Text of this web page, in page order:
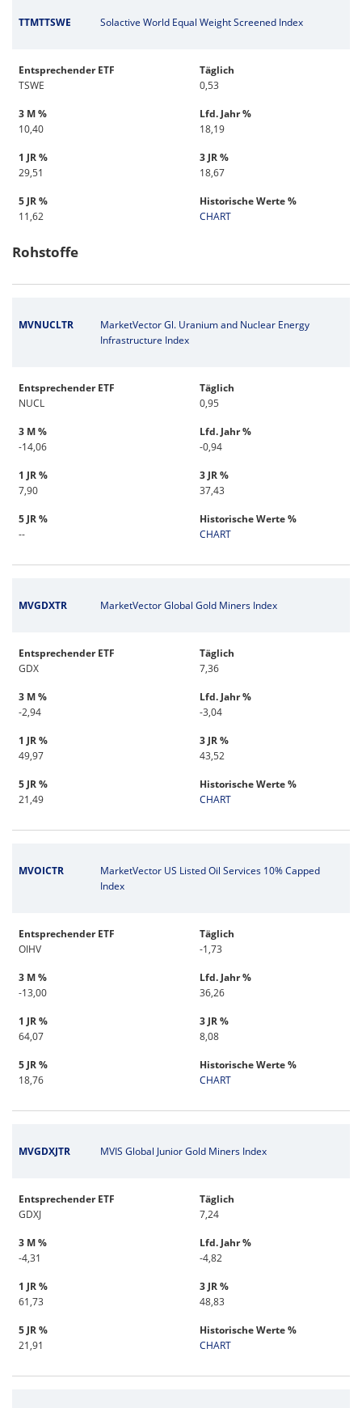
TTMTTSWE Solactive World Equal Weight Screened Index
Entsprechender ETF
TSWE
Täglich
0,53
3 M %
10,40
Lfd. Jahr %
18,19
1 JR %
29,51
3 JR %
18,67
5 JR %
11,62
Historische Werte %
CHART
Rohstoffe
MVNUCLTR
MarketVector Gl. Uranium and Nuclear Energy
Infrastructure Index
Entsprechender ETF
NUCL
Täglich
0,95
3 M %
-14,06
Lfd. Jahr %
-0,94
1 JR %
7,90
3 JR %
37,43
5 JR %
--
Historische Werte %
CHART
MVGDXTR MarketVector Global Gold Miners Index
Entsprechender ETF
GDX
Täglich
7,36
3 M %
-2,94
Lfd. Jahr %
-3,04
1 JR %
49,97
3 JR %
43,52
5 JR %
21,49
Historische Werte %
CHART
MVOICTR
MarketVector US Listed Oil Services 10% Capped
Index
Entsprechender ETF
OIHV
Täglich
-1,73
3 M %
-13,00
Lfd. Jahr %
36,26
1 JR %
64,07
3 JR %
8,08
5 JR %
18,76
Historische Werte %
CHART
MVGDXJTR MVIS Global Junior Gold Miners Index
Entsprechender ETF
GDXJ
Täglich
7,24
3 M %
-4,31
Lfd. Jahr %
-4,82
1 JR %
61,73
3 JR %
48,83
5 JR %
21,91
Historische Werte %
CHART